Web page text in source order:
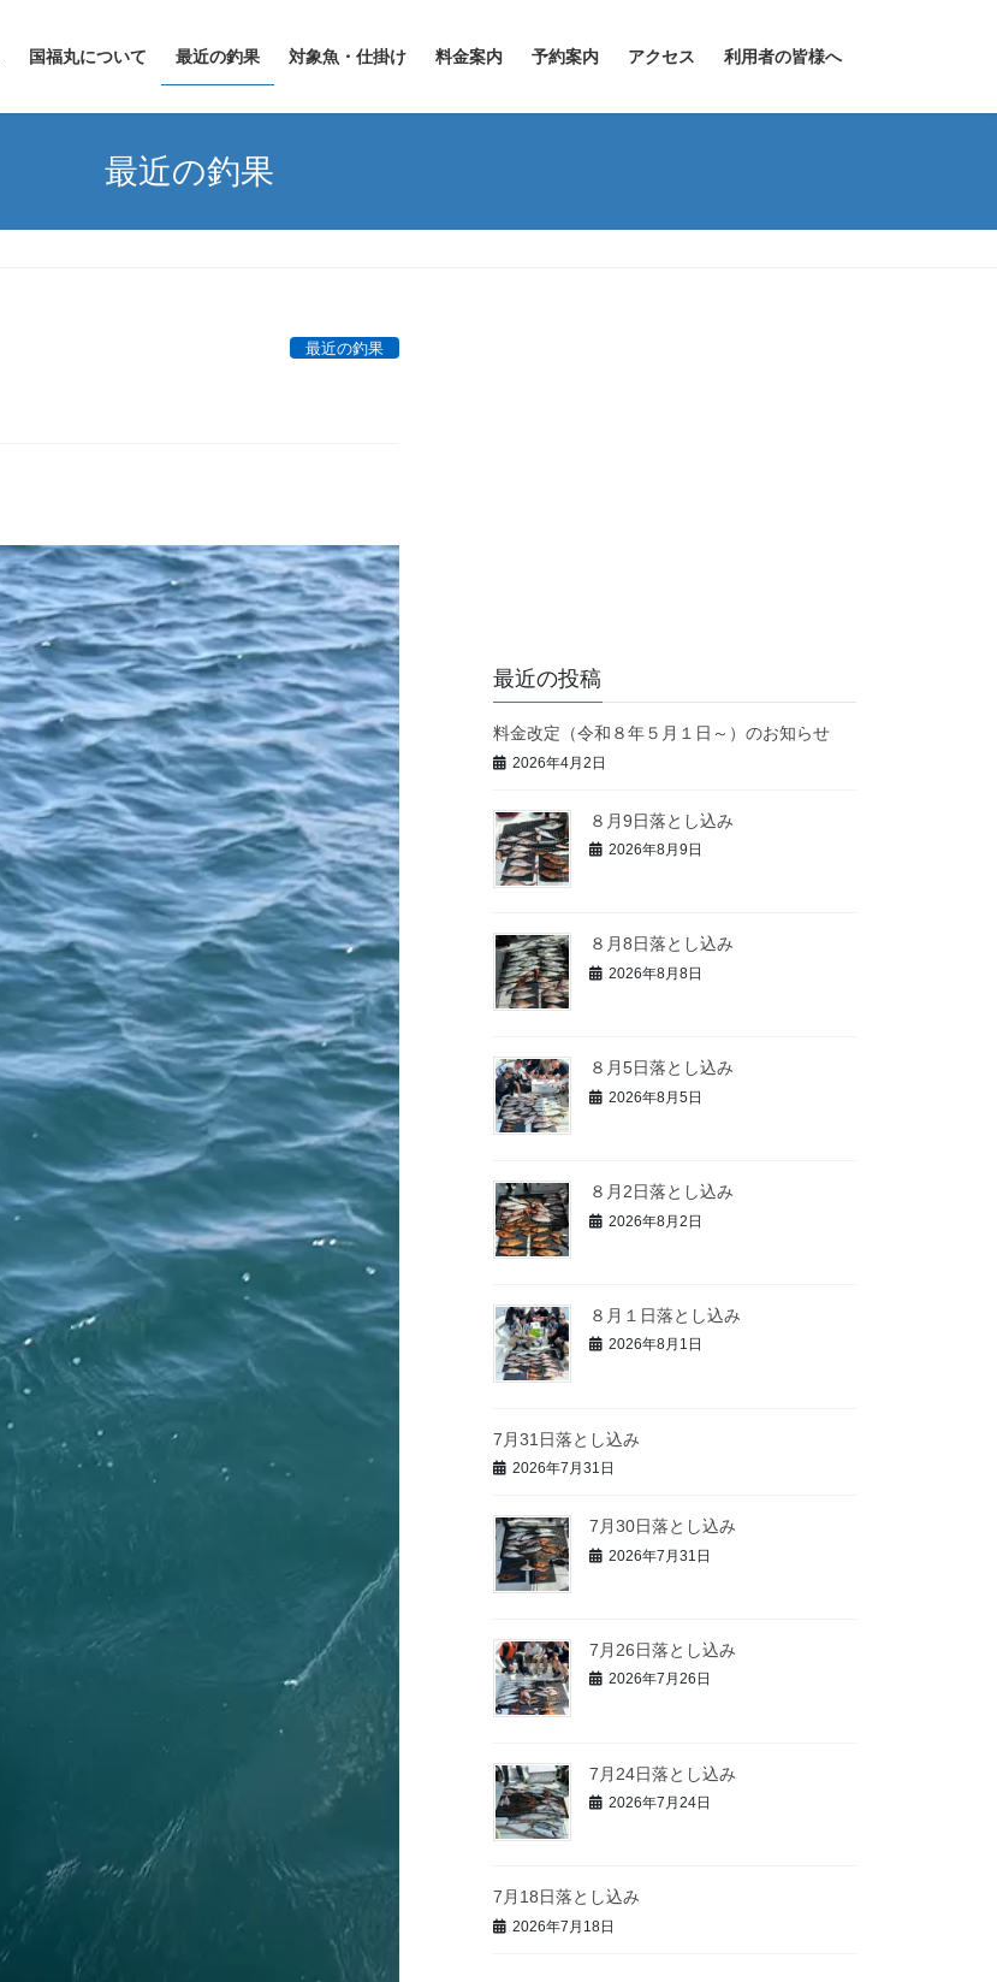
国福丸について 最近の釣果 対象魚・仕掛け 料金案内 予約案内 アクセス 利用者の皆様へ
最近の釣果
最近の釣果
最近の投稿
料金改定（令和８年５月１日～）のお知らせ
2026年4月2日
８月9日落とし込み
2026年8月9日
８月8日落とし込み
2026年8月8日
８月5日落とし込み
2026年8月5日
８月2日落とし込み
2026年8月2日
８月１日落とし込み
2026年8月1日
7月31日落とし込み
2026年7月31日
7月30日落とし込み
2026年7月31日
7月26日落とし込み
2026年7月26日
7月24日落とし込み
2026年7月24日
7月18日落とし込み
2026年7月18日